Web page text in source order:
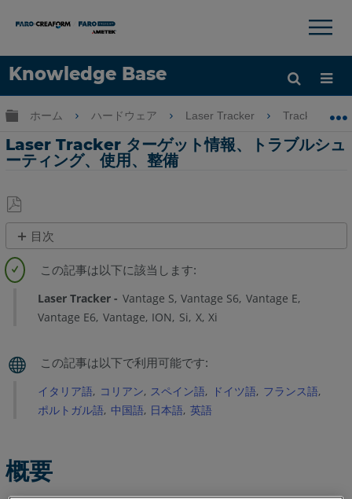
Knowledge Base
言語
×
グローバル階層を展開/折りたたむ
ホーム ハードウェア Laser Tracker Tracker
Laser Tracker ターゲット情報、トラブルシュ
ーティング、使用、整備
PDF
と
し
て
目次
次
も
Laser Tracker Vantage S Vantage S6 Vantage E
Vantage E6 Vantage ION Si X Xi
イタリア語 コリアン スペイン語 ドイツ語 フランス語
ポルトガル語 中国語 日本語 英語
概要